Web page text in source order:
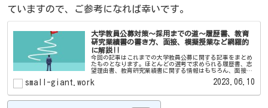
ていますので、ご参考になれば幸いです。
大学教員公募対策～採用までの道～履歴書、教育
研究業績書の書き方、面接、模擬授業など網羅的
に解説!!
今回の記事はこれまでの大学教員公募に関する記事をまとめ
たものとなります。ほとんどの選考で求められる履歴書、志
望理由書、教育研究業績書に関する情報はもちろん、面接や
ているものが基となっ...
small-giant.work 2023.06.10